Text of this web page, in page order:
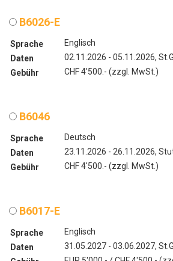
B6026-E
Sprache
Englisch
Daten
02.11.2026 - 05.11.2026,
Gebühr
CHF 4'500.- (zzgl. MwSt.)
B6046
Sprache
Deutsch
Daten
23.11.2026 - 26.11.2026,
Gebühr
CHF 4'500.- (zzgl. MwSt.)
B6017-E
Sprache
Englisch
Daten
31.05.2027 - 03.06.2027,